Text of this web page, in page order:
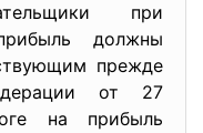
при
должны
прежде
от 27
на прибыль